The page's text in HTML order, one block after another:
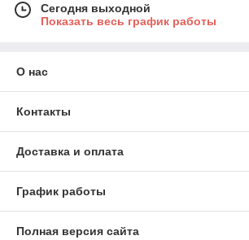
Сегодня выходной
Показать весь график работы
О нас
Контакты
Доставка и оплата
График работы
Полная версия сайта